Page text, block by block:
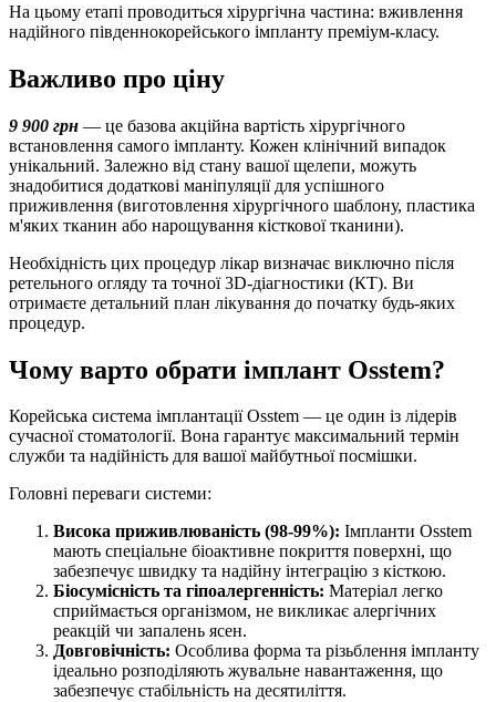
На цьому етапі проводиться хірургічна частина: вживлення
надійного південнокорейського імпланту преміум-класу.
Важливо про ціну
9 900 грн — це базова акційна вартість хірургічного
встановлення самого імпланту. Кожен клінічний випадок
унікальний. Залежно від стану вашої щелепи, можуть
знадобитися додаткові маніпуляції для успішного
приживлення (виготовлення хірургічного шаблону, пластика
м'яких тканин або нарощування кісткової тканини).
Необхідність цих процедур лікар визначає виключно після
ретельного огляду та точної 3D-діагностики (КТ). Ви
отримаєте детальний план лікування до початку будь-яких
процедур.
Чому варто обрати імплант Osstem?
Корейська система імплантації Osstem — це один із лідерів
сучасної стоматології. Вона гарантує максимальний термін
служби та надійність для вашої майбутньої посмішки.
Головні переваги системи:
Висока приживлюваність (98-99%): Імпланти Osstem
мають спеціальне біоактивне покриття поверхні, що
забезпечує швидку та надійну інтеграцію з кісткою.
Біосумісність та гіпоалергенність: Матеріал легко
сприймається організмом, не викликає алергічних
реакцій чи запалень ясен.
Довговічність: Особлива форма та різьблення імпланту
ідеально розподіляють жувальне навантаження, що
забезпечує стабільність на десятиліття.